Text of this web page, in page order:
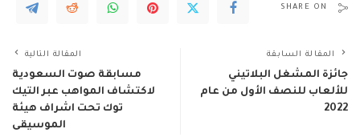
SHARE ON
المقالة السابقة
جائزة المشغل البلاتيني
للألعاب للنصف الأول من عام
2022
المقالة التالية
مسابقة صوت السعودية
لاكتشاف المواهب عبر التيك
توك تحت اشراف هيئة
الموسيقى